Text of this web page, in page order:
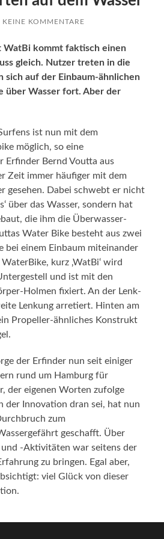
KEINE KOMMENTARE
WatBi kommt faktisch einen
gleich. Nutzer treten in die
sich auf der Einbaum-ähnlichen
über Wasser fort. Aber der
ist nun mit dem
möglich, so eine
Erfinder Bernd Voutta aus
Zeit immer häufiger mit dem
gesehen. Dabei schwebt er nicht
über das Wasser, sondern hat
die ihm die Überwasser-
Water Bike besteht aus zwei
bei einem Einbaum miteinander
kurz ‚WatBi‘ wird
und ist mit den
Holmen fixiert. An der Lenk-
Lenkung arretiert. Hinten am
Propeller-ähnliches Konstrukt
der Erfinder nun seit einiger
rund um Hamburg für
der eigenen Worten zufolge
der Innovation dran sei, hat nun
zum
geschafft. Über
-Aktivitäten war seitens der
zu bringen. Egal aber,
viel Glück von dieser